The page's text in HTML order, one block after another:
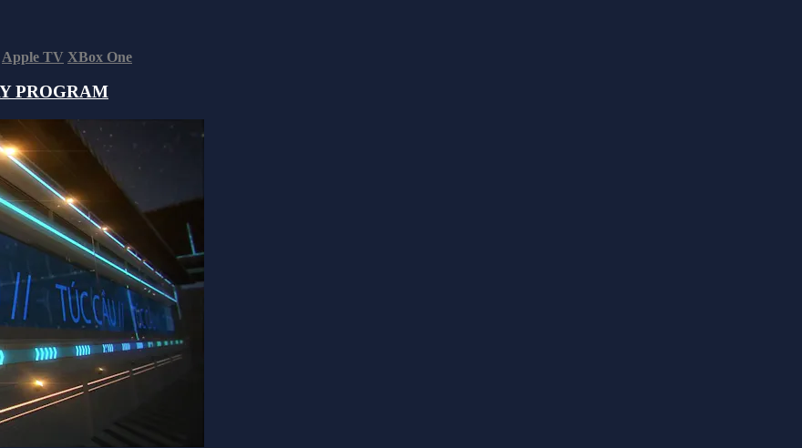
Apple TV XBox One
PROGRAM